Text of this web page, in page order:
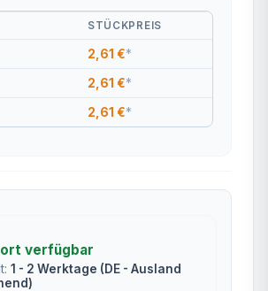
STÜCKPREIS
2,61 €*
2,61 €*
2,61 €*
verfügbar
1 - 2 Werktage (DE - Ausland